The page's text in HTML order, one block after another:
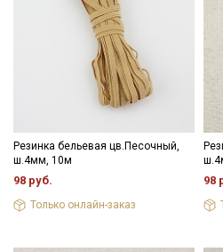
Резинка бельевая цв.Песочный,
ш.4мм, 10м
98 руб.
Только онлайн-заказ
98
Электронная почта
Ознакомлен(а) с
Политикой
Согласие на
ДаюСогласие на получение